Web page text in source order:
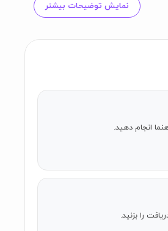
هویتی با عکس بدهید.
نمایش توضیحات بیشتر
انجام دهید.